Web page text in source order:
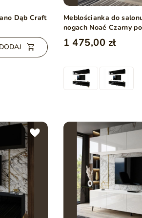
Dąb Craft
Meblościanka do
nogach Noaé Czarny
1 475,00 zł